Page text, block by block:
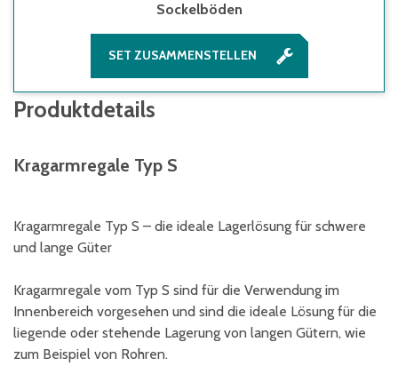
Sockelböden
SET ZUSAMMENSTELLEN
Produktdetails
Kragarmregale Typ S
Kragarmregale Typ S – die ideale Lagerlösung für schwere
und lange Güter
Kragarmregale vom Typ S sind für die Verwendung im
Innenbereich vorgesehen und sind die ideale Lösung für die
liegende oder stehende Lagerung von langen Gütern, wie
zum Beispiel von Rohren.